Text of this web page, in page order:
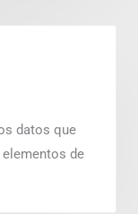
datos que
de